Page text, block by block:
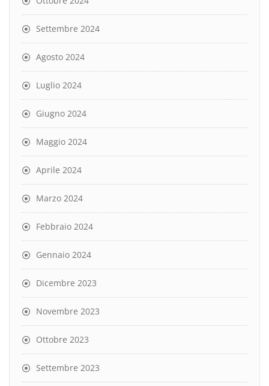
Settembre 2024
Agosto 2024
Luglio 2024
Giugno 2024
Maggio 2024
Aprile 2024
Marzo 2024
Febbraio 2024
Gennaio 2024
Dicembre 2023
Novembre 2023
Ottobre 2023
Settembre 2023